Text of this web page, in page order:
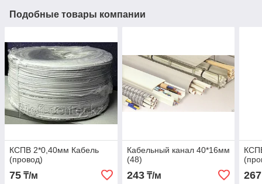
Подобные товары компании
КСПВ 2*0,40мм Кабель
(провод)
75 ₸/м
Кабельный канал 40*16мм
(48)
243₸/м 267